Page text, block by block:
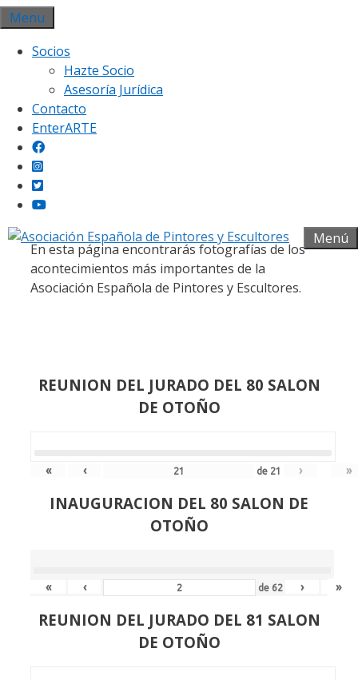
Saltar
al
contenido
Menu
Socios
Hazte Socio
Asesoría Jurídica
Contacto
EnterARTE
Menú
Galería fotográfica
En esta página encontrarás fotografías de los
acontecimientos más importantes de la
Asociación Española de Pintores y Escultores.
REUNION DEL JURADO DEL 80 SALON
DE OTOÑO
« ‹ de 21 › »
INAUGURACION DEL 80 SALON DE
OTOÑO
« ‹ de 62 › »
REUNION DEL JURADO DEL 81 SALON
DE OTOÑO